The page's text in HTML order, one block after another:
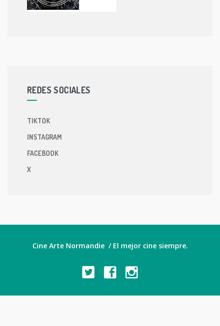
REDES SOCIALES
TIKTOK
INSTAGRAM
FACEBOOK
X
Cine Arte Normandie / El mejor cine siempre.